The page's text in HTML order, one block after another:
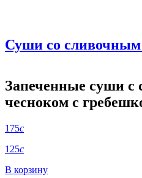
Суши со
Запеченные суши с
чесноком с
175c
125c
В корзину